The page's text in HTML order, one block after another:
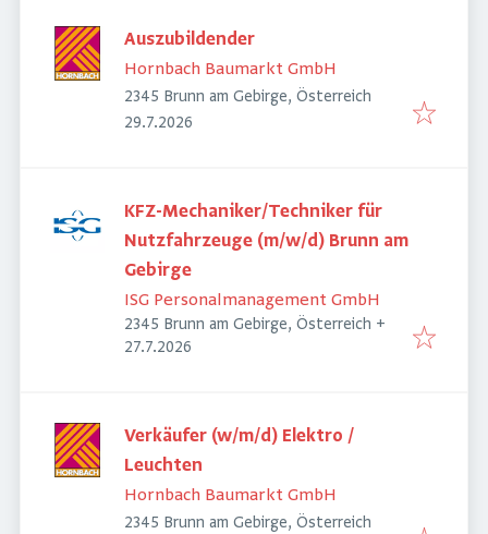
Auszubildender
Hornbach Baumarkt GmbH
2345 Brunn am Gebirge, Österreich
Veröffentlicht
29.7.2026
KFZ-Mechaniker/Techniker für
Nutzfahrzeuge (m/w/d) Brunn am
Gebirge
ISG Personalmanagement GmbH
2345 Brunn am Gebirge, Österreich +
Veröffentlicht
27.7.2026
Verkäufer (w/m/d) Elektro /
Leuchten
Hornbach Baumarkt GmbH
2345 Brunn am Gebirge, Österreich